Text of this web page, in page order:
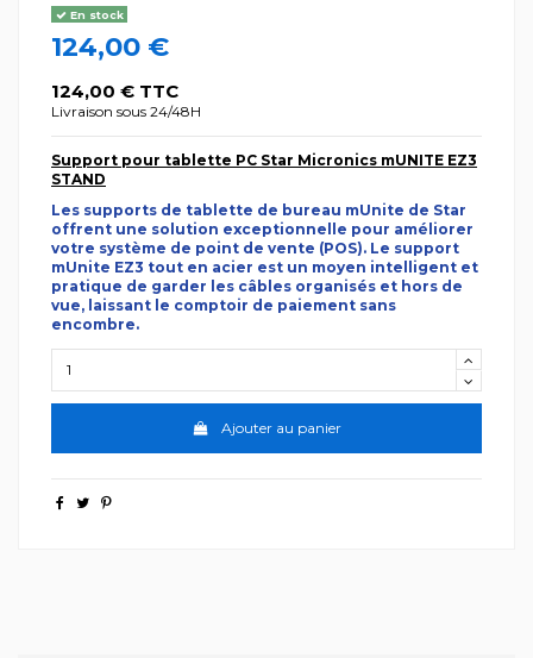
En stock
124,00 €
124,00 € TTC
Livraison sous 24/48H
Support pour tablette PC Star Micronics mUNITE EZ3
STAND
Les supports de tablette de bureau mUnite de Star
offrent une solution exceptionnelle pour améliorer
votre système de point de vente (POS). Le support
mUnite EZ3 tout en acier est un moyen intelligent et
pratique de garder les câbles organisés et hors de
vue, laissant le comptoir de paiement sans
encombre.
Ajouter au panier